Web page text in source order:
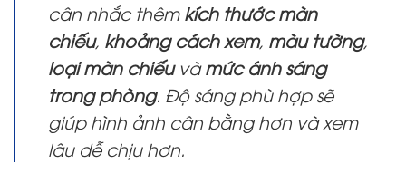
cân nhắc thêmkích thước màn
chiếu, khoảng cách xem, màu tường,
loại màn chiếuvàmức ánh sáng
trong phòng. Độ sáng phù hợp sẽ
giúp hình ảnh cân bằng hơn và xem
lâu dễ chịu hơn.